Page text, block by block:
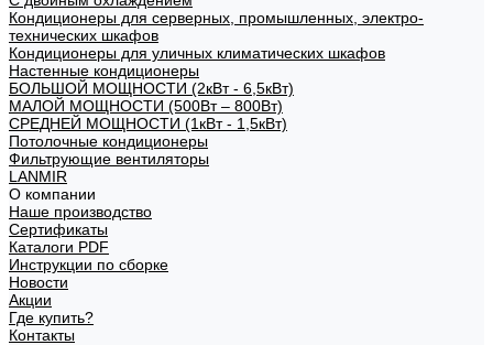
Кондиционеры для серверных, промышленных, электро-
технических шкафов
Кондиционеры для уличных климатических шкафов
Настенные кондиционеры
БОЛЬШОЙ МОЩНОСТИ (2кВт - 6,5кВт)
МАЛОЙ МОЩНОСТИ (500Вт – 800Вт)
СРЕДНЕЙ МОЩНОСТИ (1кВт - 1,5кВт)
Потолочные кондиционеры
Фильтрующие вентиляторы
LANMIR
О компании
Наше производство
Сертификаты
Каталоги PDF
Инструкции по сборке
Новости
Акции
Где купить?
Контакты